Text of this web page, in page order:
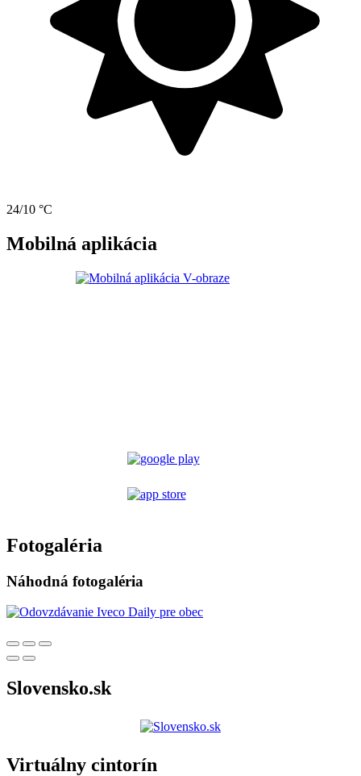
24/10 °C
Mobilná aplikácia
Fotogaléria
Náhodná fotogaléria
Slovensko.sk
Virtuálny cintorín